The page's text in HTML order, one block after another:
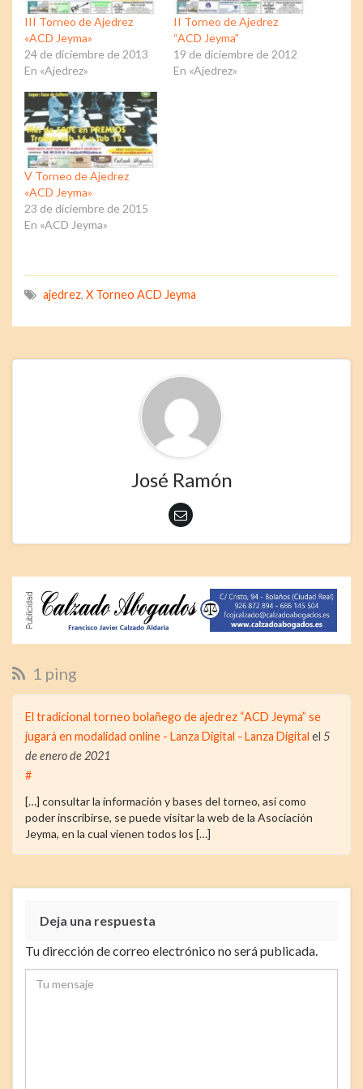
III Torneo de Ajedrez
«ACD Jeyma»
24 de diciembre de 2013
En «Ajedrez»
II Torneo de Ajedrez
“ACD Jeyma”
19 de diciembre de 2012
En «Ajedrez»
V Torneo de Ajedrez
«ACD Jeyma»
23 de diciembre de 2015
En «ACD Jeyma»
ajedrez, X Torneo ACD Jeyma
José Ramón
1 ping
El tradicional torneo bolañego de ajedrez “ACD Jeyma” se
jugará en modalidad online - Lanza Digital - Lanza Digital el 5
de enero de 2021
#
[…] consultar la información y bases del torneo, así como
poder inscribirse, se puede visitar la web de la Asociación
Jeyma, en la cual vienen todos los […]
Deja una respuesta
Tu dirección de correo electrónico no será publicada.